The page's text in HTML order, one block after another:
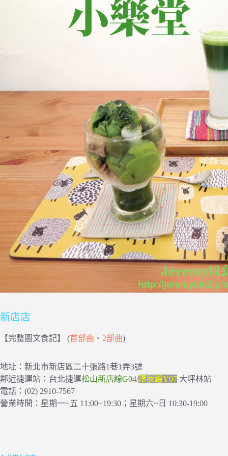
新店店
【完整圖文食記】 (首部曲 、 2部曲)
地址：新北市新店區二十張路1巷1弄3號
鄰近捷運站：台北捷運松山新店線G04/環狀線Y07 大坪林站
電話：(02) 2910-7567
營業時間：星期一~五 11:00~19:30；星期六~日 10:30-19:00